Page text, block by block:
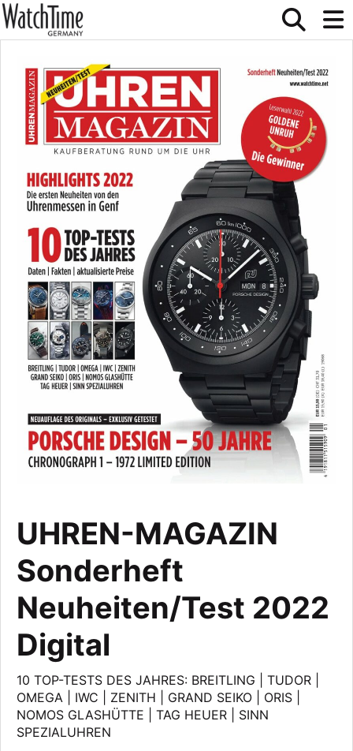
UHREN-MAGAZIN
Sonderheft
Neuheiten/Test 2022
Digital
10 TOP-TESTS DES JAHRES: BREITLING | TUDOR |
OMEGA | IWC | ZENITH | GRAND SEIKO | ORIS |
NOMOS GLASHÜTTE | TAG HEUER | SINN
SPEZIALUHREN